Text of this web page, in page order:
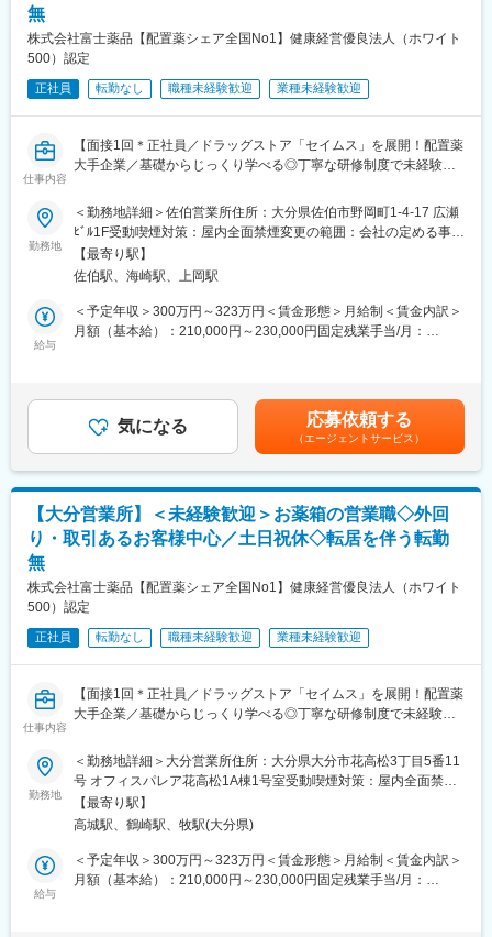
■やりがい：
・最近、健康のことで困っていることがないかなど、親身にお話
を聞くことで、お客様と信頼関係を築き、お客様の健康管理に貢
献することができます。
れてありがとう。」など、「ありがとう」という言葉が一番のや
りがいです。
変更の範囲：会社の定める業務
す。
└配置薬は無料でおけるので、お客様も抵抗なく置いてくれる製
品です。
・入社直後～2週間 ： OJT形式で、薬の種類や成分など基礎知識
を身につけます。
す。「会話のコツ」や「商品のご案内方法」といった実践的なス
キルを習得します。
・入社1カ月以降 ： 慣れてきたら独り立ち。既存のお客様をメイ
ンに訪問します。
◎困ったら先輩社員に相談しやすい雰囲気です。
＜専門資格を取得できる＞
・入社後は、医薬品販売の専門知識を身につけるために、登録販
さい。
・資格取得後は、資格手当として給与にも反映されます。
・スケジュールに合わせて直行直帰可
・転居を伴う転勤はありません
■やりがい：
・最近、健康のことで困っていることがないかなど、親身にお話
を聞くことで、お客様と信頼関係を築き、お客様の健康管理に貢
献することができます。
れてありがとう。」など、「ありがとう」という言葉が一番のや
りがいです。
変更の範囲：会社の定める業務
無
株式会社富士薬品【配置薬シェア全国No1】健康経営優良法人（ホワイト
500）認定
正社員 転勤なし 職種未経験歓迎 業種未経験歓迎
仕事内容
【面接1回＊正社員／ドラッグストア「セイムス」を展開！配置薬
大手企業／基礎からじっくり学べる◎丁寧な研修制度で未経験の
■職務内容：
担当エリアのお客様（個人宅や企業）へ訪問し、配置薬（お薬
箱）や健康食品の提案をお任せします。
※既に、取引のあるお客様先を訪問するスタイルです。
＜仕事の流れ＞
へ訪問をします。
・健康相談、新商品・サービスのご提案 など
※一部、新たに配置薬を置いていただくお客様への訪問がありま
└配置薬は無料でおけるので、お客様も抵抗なく置いてくれる製
品です。
■未経験の方も安心！充実した研修制度：
・入社2週間～1カ月 ： 先輩社員に同行し、仕事の流れを学びま
す。「会話のコツ」や「商品のご案内方法」といった実践的なス
・入社1カ月以降 ： 慣れてきたら独り立ち。既存のお客様をメイ
ンに訪問します。
★困ったら先輩社員に相談しやすい雰囲気です！
・入社後は、医薬品販売の専門知識を身につけるために、登録販
売者資格を取得していただきます。（取得率90％以上）
勤務地
＜勤務地詳細＞佐伯営業所住所：大分県佐伯市野岡町1-4-17 広瀬
ﾋﾞﾙ1F受動喫煙対策：屋内全面禁煙変更の範囲：会社の定める事業
所【最寄り駅】
佐伯駅、海崎駅、上岡駅
給与
＜予定年収＞300万円～323万円＜賃金形態＞月給制＜賃金内訳＞
月額（基本給）：210,000円～230,000円固定残業手当/月：
年収は当社規定に基づき、年齢や経験に応じて決定します。・昇
給：年1回（4月）＜モデル給与＞※入社3年目平均基本給＋各種手
当＋業績連動給→総支給月額344,141円※業績連動給：月の予算達
成や売り上げに対して支払われます賃金はあくまでも目安の金額
であり、選考を通じて上下する可能性があります。月給(月額)は固
定手当を含めた表記です。
気になる 応募依頼する
（エージェントサービス）
【大分営業所】＜未経験歓迎＞お薬箱の営業職◇外回
り・取引あるお客様中心／土日祝休◇転居を伴う転勤
無
株式会社富士薬品【配置薬シェア全国No1】健康経営優良法人（ホワイト
500）認定
正社員 転勤なし 職種未経験歓迎 業種未経験歓迎
仕事内容
【面接1回＊正社員／ドラッグストア「セイムス」を展開！配置薬
大手企業／基礎からじっくり学べる◎丁寧な研修制度で未経験の
■職務内容：
担当エリアのお客様（個人宅や企業）へ訪問し、配置薬（お薬
箱）や健康食品の提案をお任せします。
※既に、取引のあるお客様先を訪問するスタイルです。
＜仕事の流れ＞
勤務地
＜勤務地詳細＞大分営業所住所：大分県大分市花高松3丁目5番11
号 オフィスパレア花高松1A棟1号室受動喫煙対策：屋内全面禁煙
変更の範囲：会社の定める事業所
【最寄り駅】
高城駅、鶴崎駅、牧駅(大分県)
給与
＜予定年収＞300万円～323万円＜賃金形態＞月給制＜賃金内訳＞
月額（基本給）：210,000円～230,000円固定残業手当/月：